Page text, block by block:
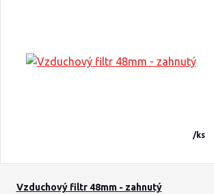
Vzduchový filtr 48mm - zahnutý
/ks